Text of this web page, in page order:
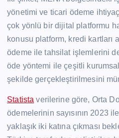
yönetimi ve ticari ödeme
çok yönlü bir dijital platformu
konusu platform, kredi kartları
ödeme ile tahsilat işlemlerini
öde yöntemi ile çeşitli
şekilde gerçekleştirilmesini
Statista verilerine göre, Orta
ödemelerinin sayısının 2023
yaklaşık iki katına çıkması